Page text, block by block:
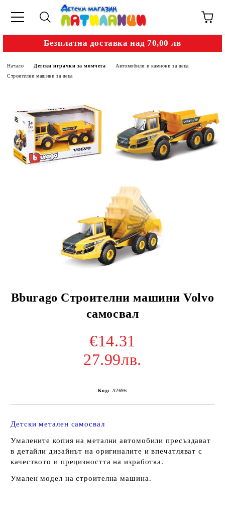
Безплатна доставка над 70,00 лв
Начало Детски играчки за момчета
Автомобили и камиони за деца
Строителни машини за деца
Bburago Строителни машини Volvo
самосвал
€14.31
27.99лв.
Код: A2696
Детски метален самосвал
Умалените копия на метални автомобили пресъздават
в детайли дизайнът на оригиналите и впечатляват с
качеството и прецизността на изработка.
Умален модел на строителна машина.